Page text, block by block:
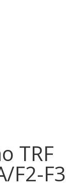
TRF
F2-F3